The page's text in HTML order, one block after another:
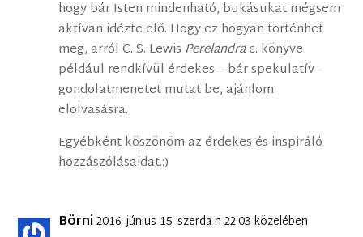
hogy bár Isten mindenható, bukásukat mégsem
aktívan idézte elő. Hogy ez hogyan történhet
meg, arról C. S. Lewis Perelandrac. könyve
például rendkívül érdekes – bár spekulatív –
gondolatmenetet mutat be, ajánlom
elolvasásra.
Egyébként köszönöm az érdekes és inspiráló
hozzászólásaidat.:)
Börni2016. június 15. szerda-n 22:03 közelében